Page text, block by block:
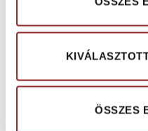
ÖSSZES